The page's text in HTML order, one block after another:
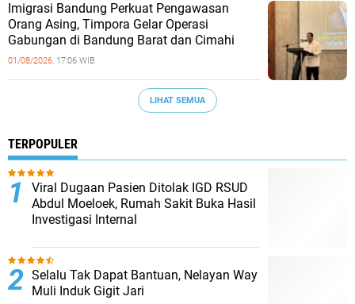
Imigrasi Bandung Perkuat Pengawasan
Orang Asing, Timpora Gelar Operasi
Gabungan di Bandung Barat dan Cimahi
01/08/2026, 17:06 WIB
LIHAT SEMUA
TERPOPULER
Viral Dugaan Pasien Ditolak IGD RSUD
Abdul Moeloek, Rumah Sakit Buka Hasil
Investigasi Internal
Selalu Tak Dapat Bantuan, Nelayan Way
Muli Induk Gigit Jari